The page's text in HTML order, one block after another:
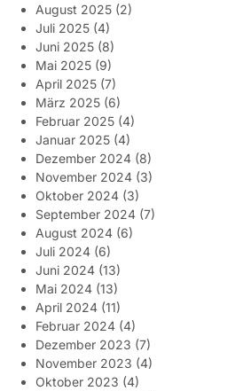
August 2025 (2)
Juli 2025 (4)
Juni 2025 (8)
Mai 2025 (9)
April 2025 (7)
März 2025 (6)
Februar 2025 (4)
Januar 2025 (4)
Dezember 2024 (8)
November 2024 (3)
Oktober 2024 (3)
September 2024 (7)
August 2024 (6)
Juli 2024 (6)
Juni 2024 (13)
Mai 2024 (13)
April 2024 (11)
Februar 2024 (4)
Dezember 2023 (7)
November 2023 (4)
Oktober 2023 (4)